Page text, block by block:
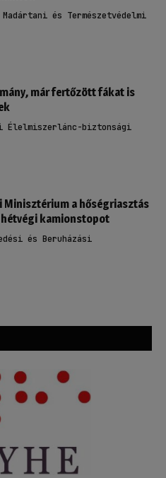
Madártani és Természetvédelmi
már fertőzött fákat is
Élelmiszerlánc-biztonsági
Minisztérium a hőségriasztás
kamionstopot
és Beruházási